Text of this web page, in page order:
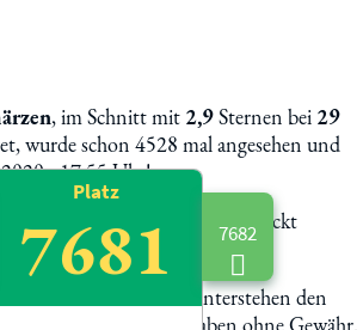
, im Schnitt mit 2,9Sternen bei 29
wurde schon 4528 mal angesehen und
- 17:55 Uhr!
schmeckt, dem schmeckt
und Logos unterstehen den
Platz
7681 7682